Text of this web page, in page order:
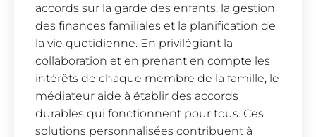
accords sur la garde des enfants, la gestion
des finances familiales et la planification de
la vie quotidienne. En privilégiant la
collaboration et en prenant en compte les
intérêts de chaque membre de la famille, le
médiateur aide à établir des accords
durables qui fonctionnent pour tous. Ces
solutions personnalisées contribuent à